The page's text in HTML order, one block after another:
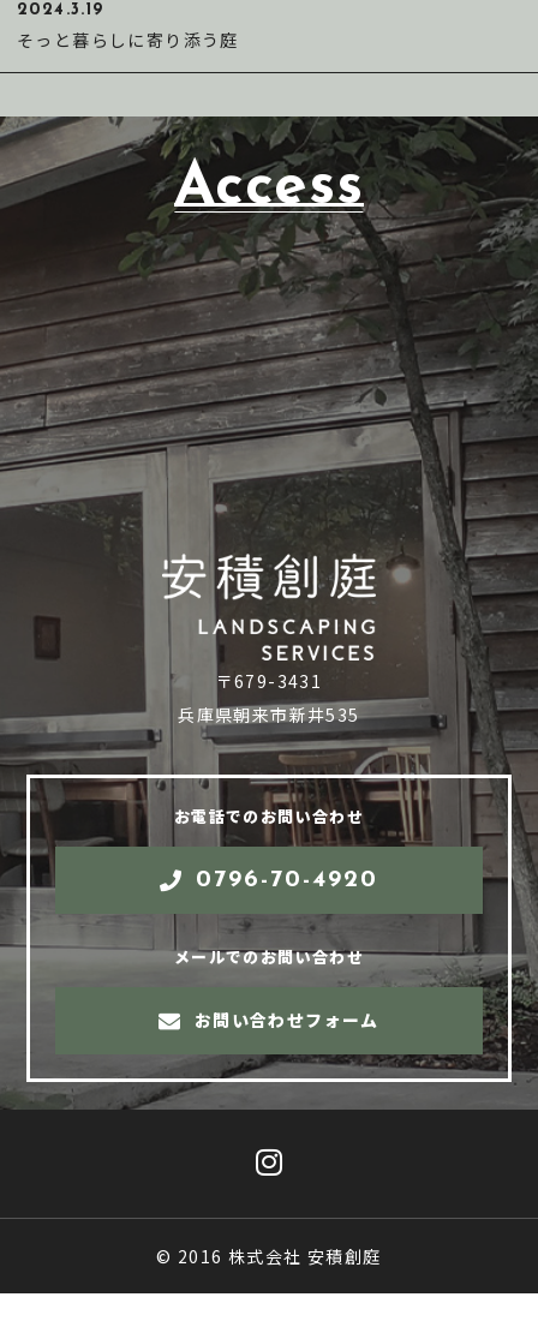
2024.3.19
そっと暮らしに寄り添う庭
Access
〒679-3431
兵庫県朝来市新井535
お電話でのお問い合わせ
0796-70-4920
メールでのお問い合わせ
お問い合わせフォーム
© 2016 株式会社 安積創庭